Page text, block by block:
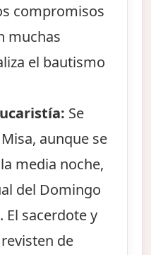
compromisos
muchas
el bautismo
Se
aunque se
media noche,
del Domingo
El sacerdote y
de